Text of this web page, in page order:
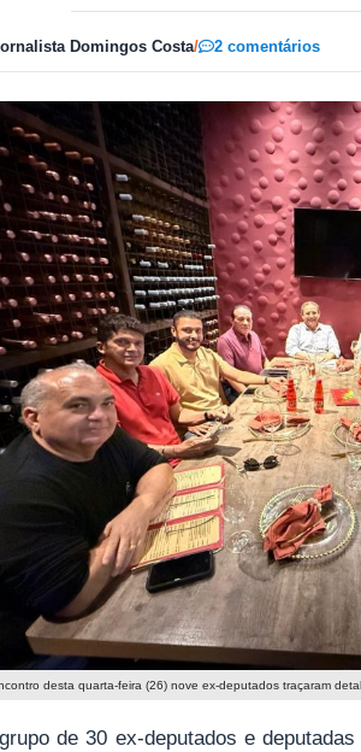
Domingos Costa/ 2 comentários
desta quarta-feira (26) nove ex-deputados traçaram
de 30 ex-deputados e